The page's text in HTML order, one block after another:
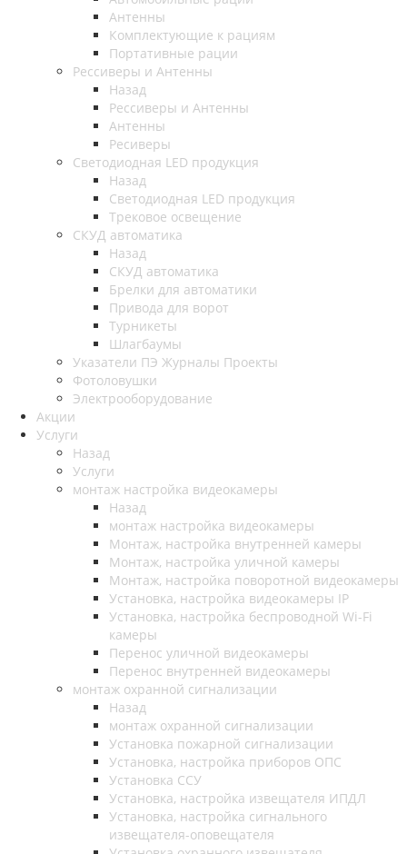
Антенны
Комплектующие к рациям
Портативные рации
Рессиверы и Антенны
Назад
Рессиверы и Антенны
Антенны
Ресиверы
Светодиодная LED продукция
Назад
Светодиодная LED продукция
Трековое освещение
СКУД автоматика
Назад
СКУД автоматика
Брелки для автоматики
Привода для ворот
Турникеты
Шлагбаумы
Указатели ПЭ Журналы Проекты
Фотоловушки
Электрооборудование
Акции
Услуги
Назад
Услуги
монтаж настройка видеокамеры
Назад
монтаж настройка видеокамеры
Монтаж, настройка внутренней камеры
Монтаж, настройка уличной камеры
Монтаж, настройка поворотной видеокамеры
Установка, настройка видеокамеры IP
Установка, настройка беспроводной Wi-Fi
камеры
Перенос уличной видеокамеры
Перенос внутренней видеокамеры
монтаж охранной сигнализации
Назад
монтаж охранной сигнализации
Установка пожарной сигнализации
Установка, настройка приборов ОПС
Установка ССУ
Установка, настройка извещателя ИПДЛ
Установка, настройка сигнального
извещателя-оповещателя